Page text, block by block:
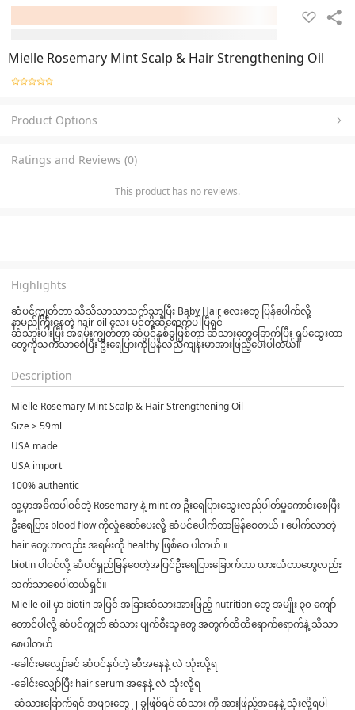
Mielle Rosemary Mint Scalp & Hair Strengthening Oil
Product Options
Ratings and Reviews (0)
This product has no reviews.
Highlights
ဆံပင်ကျွတ်တာ သိသိသာသာသက်သာပြီး Baby Hair လေးတွေ ပြန်ပေါက်လို့
နာမည်ကြီးနေတဲ့ hair oil လေး မင်တို့ဆီရောက်ပါပြီရှင်
ဆံသားပါးပြီး အရမ်းကျွတ်တာ ဆံပင်နှစ်ခွဖြစ်တာ ဆံသားတွေခြောက်ပြီး ရှုပ်ထွေးတာ
တွေကိုသက်သာစေပြီး ဦးရေပြားကိုပြန်လည်ကျန်းမာအားဖြည့်ပေးပါတယ်။
Description
Mielle Rosemary Mint Scalp & Hair Strengthening Oil
Size > 59ml
USA made
USA import
100% authentic
သူ့မှာအဓိကပါဝင်တဲ့ Rosemary နဲ့ mint က ဦးရေပြားသွေးလည်ပါတ်မှူကောင်းစေပြီး
ဦးရေပြား blood flow ကိုလှုံဆော်ပေးလို့ ဆံပင်ပေါက်တာမြန်စေတယ် ၊ ပေါက်လာတဲ့
hair တွေဟာလည်း အရမ်းကို healthy ဖြစ်စေ ပါတယ် ။
biotin ပါဝင်လို့ ဆံပင်ရှည်မြန်စေတဲ့အပြင်ဦးရေပြားခြောက်တာ ယားယံတာတွေလည်း
သက်သာစေပါတယ်ရှင်။
Mielle oil မှာ biotin အပြင် အခြားဆံသားအားဖြည့် nutrition တွေ အမျိုး ၃၀ ကျော်
တောင်ပါလို့ ဆံပင်ကျွတ် ဆံသား ပျက်စီးသူတွေ အတွက်ထိထိရောက်ရောက်နဲ့ သိသာ
စေပါတယ်
-ခေါင်းမလျှော်ခင် ဆံပင်နှပ်တဲ့ ဆီအနေနဲ့ လဲ သုံးလို့ရ
-ခေါင်းလျှော်ပြီး hair serum အနေနဲ့ လဲ သုံးလို့ရ
-ဆံသားခြောက်ရင် အဖျားတွေ ၂ ခွဖြစ်ရင် ဆံသား ကို အားဖြည့်အနေနဲ့ သုံးလို့ရပါ